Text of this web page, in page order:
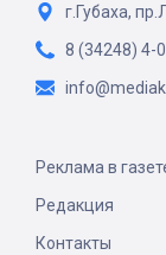
г.Губаха,
8 (34248) 4-
Реклама в
Редакция
Контакты